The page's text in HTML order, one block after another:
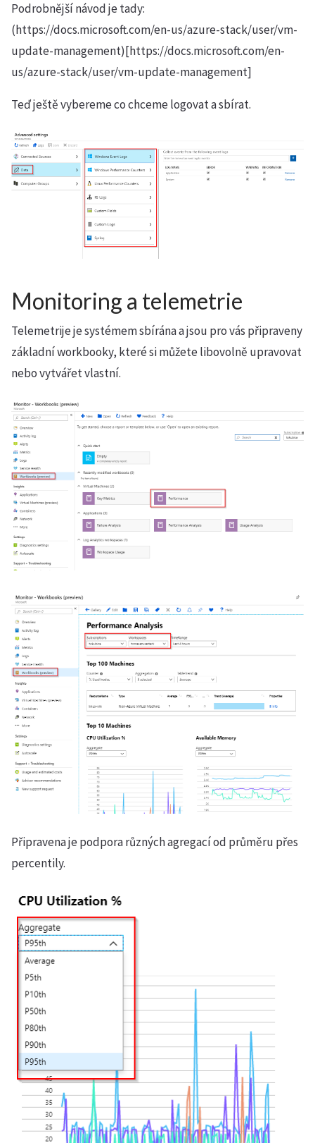
Podrobnější návod je tady:
(https://docs.microsoft.com/en-us/azure-stack/user/vm-
update-management)[https://docs.microsoft.com/en-
us/azure-stack/user/vm-update-management]
Teď ještě vybereme co chceme logovat a sbírat.
Monitoring a telemetrie
Telemetrije je systémem sbírána a jsou pro vás připraveny
základní workbooky, které si můžete libovolně upravovat
nebo vytvářet vlastní.
Připravena je podpora různých agregací od průměru přes
percentily.